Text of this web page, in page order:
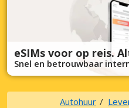
eSIMs voor op reis.
Snel en betrouwbaar
Autohuur